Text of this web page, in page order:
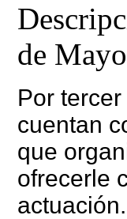
de
Por
cuentan
que
ofrecerle
actuación.